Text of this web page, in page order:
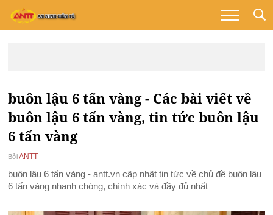
buôn lậu 6 tấn vàng - Các bài viết về
buôn lậu 6 tấn vàng, tin tức buôn lậu
6 tấn vàng
Bởi ANTT
buôn lậu 6 tấn vàng - antt.vn cập nhật tin tức về chủ đề buôn lậu
6 tấn vàng nhanh chóng, chính xác và đầy đủ nhất